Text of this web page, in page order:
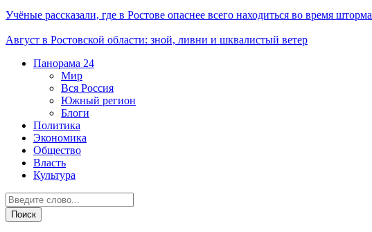
Учёные рассказали, где в Ростове опаснее всего находиться во время шторма
Август в Ростовской области: зной, ливни и шквалистый ветер
Панорама 24
Мир
Вся Россия
Южный регион
Блоги
Политика
Экономика
Общество
Власть
Культура